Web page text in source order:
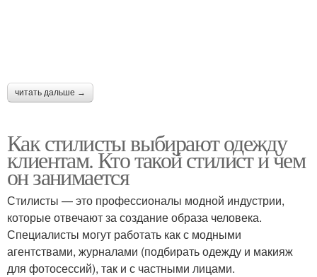
читать дальше →
Как стилисты выбирают одежду
клиентам. Кто такой стилист и чем
он занимается
Стилисты — это профессионалы модной индустрии,
которые отвечают за создание образа человека.
Специалисты могут работать как с модными
агентствами, журналами (подбирать одежду и макияж
для фотосессий), так и с частными лицами.